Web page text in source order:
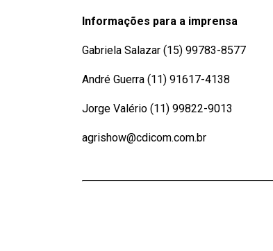
Informações para a imprensa
Gabriela Salazar (15) 99783-8577
André Guerra (11) 91617-4138
Jorge Valério (11) 99822-9013
agrishow@cdicom.com.br